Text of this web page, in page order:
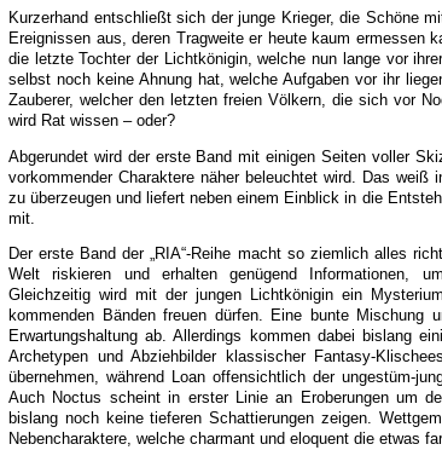
Kurzerhand entschließt sich der junge Krieger, die Schöne
Ereignissen aus, deren Tragweite er heute kaum ermessen
die letzte Tochter der Lichtkönigin, welche nun lange vor
selbst noch keine Ahnung hat, welche Aufgaben vor ihr
Zauberer, welcher den letzten freien Völkern, die sich vor
wird Rat wissen – oder?
Abgerundet wird der erste Band mit einigen Seiten voller
vorkommender Charaktere näher beleuchtet wird. Das weiß
zu überzeugen und liefert neben einem Einblick in die
mit.
Der erste Band der „RIA“-Reihe macht so ziemlich alles
Welt riskieren und erhalten genügend Informationen,
Gleichzeitig wird mit der jungen Lichtkönigin ein
kommenden Bänden freuen dürfen. Eine bunte Mischung
Erwartungshaltung ab. Allerdings kommen dabei bislang
Archetypen und Abziehbilder klassischer Fantasy-
übernehmen, während Loan offensichtlich der ungestüm-
Auch Noctus scheint in erster Linie an Eroberungen um
bislang noch keine tieferen Schattierungen zeigen.
Nebencharaktere, welche charmant und eloquent die etwas